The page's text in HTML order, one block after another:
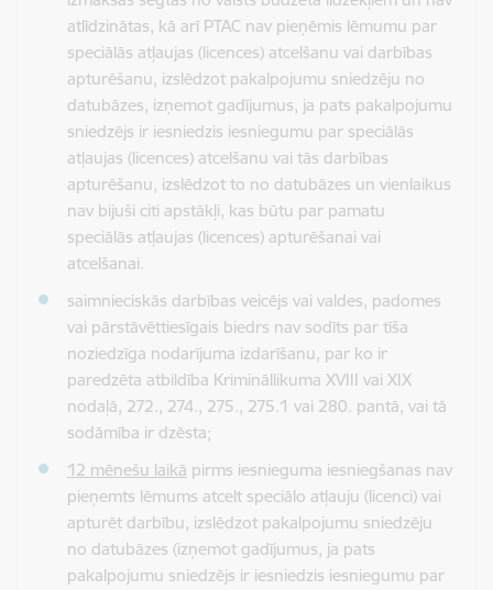
atlīdzinātas, kā arī PTAC nav pieņēmis lēmumu par
speciālās atļaujas (licences) atcelšanu vai darbības
apturēšanu, izslēdzot pakalpojumu sniedzēju no
datubāzes, izņemot gadījumus, ja pats pakalpojumu
sniedzējs ir iesniedzis iesniegumu par speciālās
atļaujas (licences) atcelšanu vai tās darbības
apturēšanu, izslēdzot to no datubāzes un vienlaikus
nav bijuši citi apstākļi, kas būtu par pamatu
speciālās atļaujas (licences) apturēšanai vai
atcelšanai.
saimnieciskās darbības veicējs vai valdes, padomes
vai pārstāvēttiesīgais biedrs nav sodīts par tīša
noziedzīga nodarījuma izdarīšanu, par ko ir
paredzēta atbildība Krimināllikuma XVIII vai XIX
nodaļā, 272., 274., 275., 275.1 vai 280. pantā, vai tā
sodāmība ir dzēsta;
12 mēnešu laikā pirms iesnieguma iesniegšanas nav
pieņemts lēmums atcelt speciālo atļauju (licenci) vai
apturēt darbību, izslēdzot pakalpojumu sniedzēju
no datubāzes (izņemot gadījumus, ja pats
pakalpojumu sniedzējs ir iesniedzis iesniegumu par